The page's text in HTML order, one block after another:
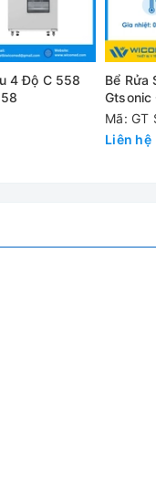
hai lớp, hàn điểm
bên trong khi xảy ra
hoạt theo bậc với
bên hông giúp
từ bên ngoài lan
4 Độ C 558
Bể Rửa
Gtsonic
Mã: GT
Liên hệ